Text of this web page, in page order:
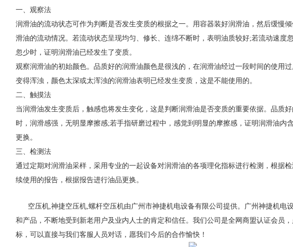
一、观察法
润滑油的流动状态可作为判断是否发生变质的根据之一。用容器装好润滑油，然后缓慢
滑油的流动情况。若流动状态呈现均匀、修长、连绵不断时，表明油质较好;若流动速度
忽少时，证明润滑油已经发生了变质。
观察润滑油的初始颜色。品质好的润滑油颜色是很浅的，在润滑油经过一段时间的使用
变得浑浊，颜色太深或太浑浊的润滑油表明已经发生变质，这是不能使用的。
二、触摸法
当润滑油发生变质后，触感也将发生变化，这是判断润滑油是否变质的重要依据。品质
时，润滑感强，无明显摩擦感;若手指研磨过程中，感觉到明显的摩擦感，证明润滑油内
更换。
三、检测法
通过定期对润滑油采样，采用专业的一起设备对润滑油的各项理化指标进行检测，根据
续使用的报告，根据报告进行油品更换。
空压机,神捷空压机,螺杆空压机由广州市神捷机电设备有限公司提供。广州神捷机电
和产品，不断地受到新老用户及业内人士的肯定和信任。我们公司是全网商盟认证会员
标，可以直接与我们客服人员对话，愿我们今后的合作愉快！